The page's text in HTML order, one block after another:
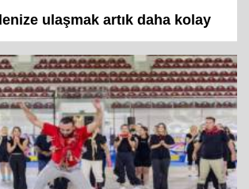
ulaşmak artık daha kolay